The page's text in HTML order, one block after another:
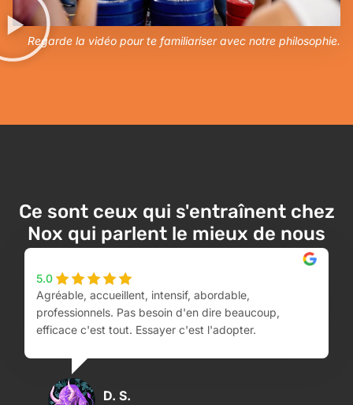
Regarde la vidéo pour te familiariser avec notre philosophie.
Ce sont ceux qui s'entraînent chez
Nox qui parlent le mieux de nous
5.0
Agréable, accueillent, intensif, abordable,
professionnels. Pas besoin d'en dire beaucoup,
efficace c'est tout. Essayer c'est l'adopter.
D. S.